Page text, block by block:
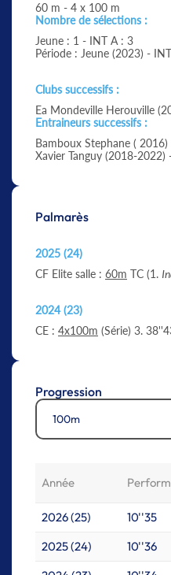
60 m - 4 x 100 m
Nombre de sélections :
Jeune : 1 - INT A : 3
Période : Jeune (2023) -
Clubs successifs :
Ea Mondeville Herouville
Entraineurs successifs :
Bamboux Stephane (
Xavier Tanguy (2018-2022)
Palmarès
2025 (24)
CF Elite salle : 60m TC (1.
2024 (23)
CE : 4x100m (Série) 3.
Progression
100m
Année
2026 (25) 10''35
2025 (24)
10''36